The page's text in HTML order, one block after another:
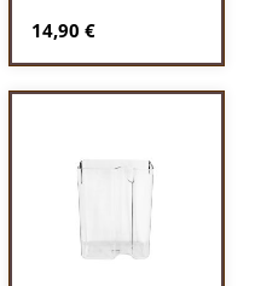
Regulärer Preis:
14,90 €